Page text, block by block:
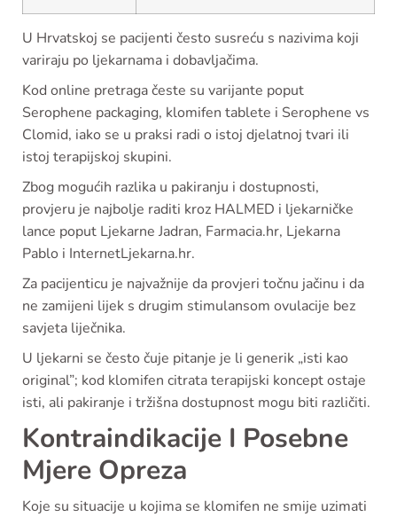
U Hrvatskoj se pacijenti često susreću s nazivima koji
variraju po ljekarnama i dobavljačima.
Kod online pretraga česte su varijante poput
Serophene packaging, klomifen tablete i Serophene vs
Clomid, iako se u praksi radi o istoj djelatnoj tvari ili
istoj terapijskoj skupini.
Zbog mogućih razlika u pakiranju i dostupnosti,
provjeru je najbolje raditi kroz HALMED i ljekarničke
lance poput Ljekarne Jadran, Farmacia.hr, Ljekarna
Pablo i InternetLjekarna.hr.
Za pacijenticu je najvažnije da provjeri točnu jačinu i da
ne zamijeni lijek s drugim stimulansom ovulacije bez
savjeta liječnika.
U ljekarni se često čuje pitanje je li generik „isti kao
original”; kod klomifen citrata terapijski koncept ostaje
isti, ali pakiranje i tržišna dostupnost mogu biti različiti.
Kontraindikacije I Posebne
Mjere Opreza
Koje su situacije u kojima se klomifen ne smije uzimati